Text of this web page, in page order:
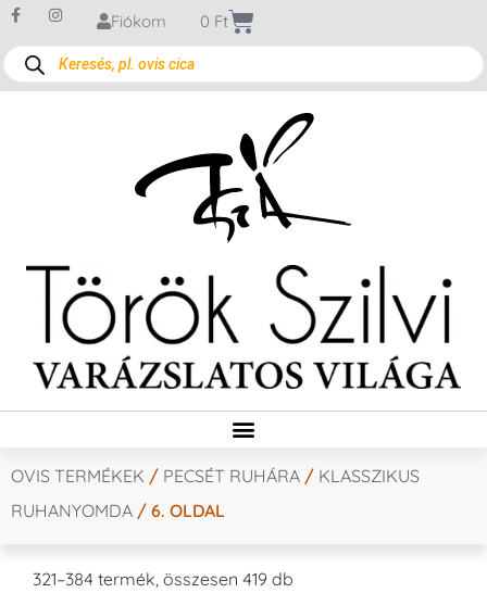
Fiókom 0 Ft
OVIS TERMÉKEK / PECSÉT RUHÁRA / KLASSZIKUS
RUHANYOMDA / 6. OLDAL
321–384 termék, összesen 419 db